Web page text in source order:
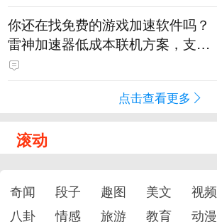
你还在找免费的游戏加速软件吗？
雷神加速器低成本联机方案，支持
免费试用
点击查看更多
滚动
奇闻 段子 趣图 美文 视频
八卦
情感 旅游 教育 动漫